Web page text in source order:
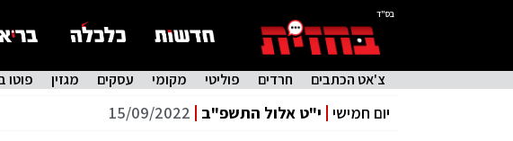
בס"ד
צ'אט הכתבים חרדים פוליטי מקומי עסקים מגזין פוטו
יום חמישי י"ט אלול התשפ"ב 15/09/2022